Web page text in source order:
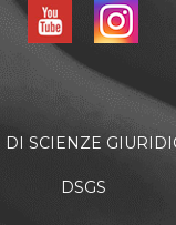
SCIENZE
DSGS